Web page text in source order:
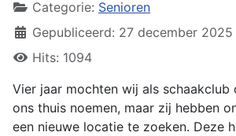
Categorie: Senioren
Gepubliceerd: 27 december 2025
Hits: 1094
Vier jaar mochten wij als schaakclub
ons thuis noemen, maar zij hebben
een nieuwe locatie te zoeken. Deze